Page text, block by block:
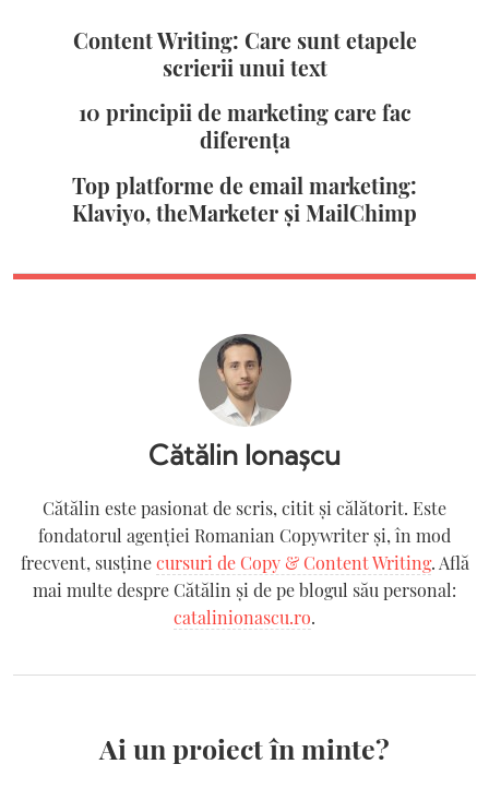
Content Writing: Care sunt etapele
scrierii unui text
10 principii de marketing care fac
diferența
Top platforme de email marketing:
Klaviyo, theMarketer și MailChimp
Cătălin Ionașcu
Cătălin este pasionat de scris, citit și călătorit. Este
fondatorul agenției Romanian Copywriter şi, în mod
frecvent, susținecursuri de Copy & Content Writing. Află
mai multe despre Cătălin și de pe blogul său personal:
catalinionascu.ro.
Ai un proiect în minte?